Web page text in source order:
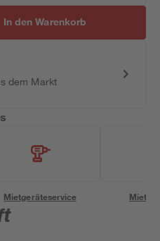
In den Warenkorb
dem Markt
Mietgeräteservice